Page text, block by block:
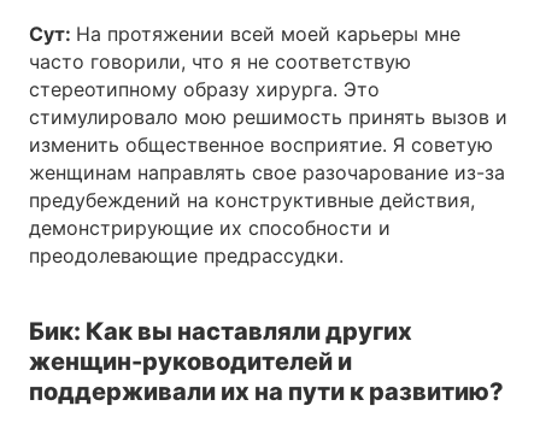
Сут: На протяжении всей моей карьеры мне
часто говорили, что я не соответствую
стереотипному образу хирурга. Это
стимулировало мою решимость принять вызов и
изменить общественное восприятие. Я советую
женщинам направлять свое разочарование из-за
предубеждений на конструктивные действия,
демонстрирующие их способности и
преодолевающие предрассудки.
Бик: Как вы наставляли других
женщин-руководителей и
поддерживали их на пути к развитию?